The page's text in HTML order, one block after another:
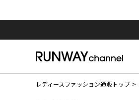
レディースファッション通販トップ